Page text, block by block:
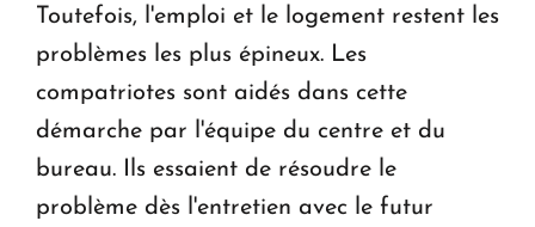
Toutefois, l'emploi et le logement restent les
problèmes les plus épineux. Les
compatriotes sont aidés dans cette
démarche par l'équipe du centre et du
bureau. Ils essaient de résoudre le
problème dès l'entretien avec le futur